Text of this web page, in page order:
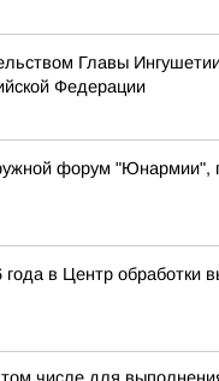
Главы
Федерации
форум
года в Центр